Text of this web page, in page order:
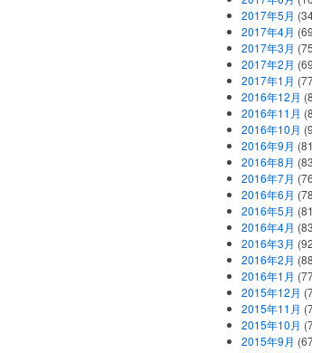
2017年5月
2017年4月
2017年3月
2017年2月
2017年1月
2016年12月
2016年11月
2016年10月
2016年9月
2016年8月
2016年7月
2016年6月
2016年5月
2016年4月
2016年3月
2016年2月
2016年1月
2015年12月
2015年11月
2015年10月
2015年9月